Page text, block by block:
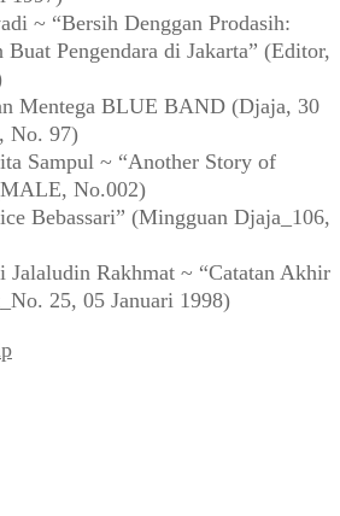
~ “Bersih Denggan Prodasih:
Buat Pengendara di Jakarta” (Editor,
Mentega BLUE BAND (Djaja, 30
No. 97)
Sampul ~ “Another Story of
No.002)
Bebassari” (Mingguan Djaja_106,
Jalaludin Rakhmat ~ “Catatan Akhir
25, 05 Januari 1998)